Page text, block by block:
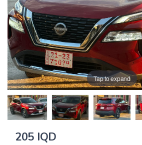
Tap to expand
205 IQD